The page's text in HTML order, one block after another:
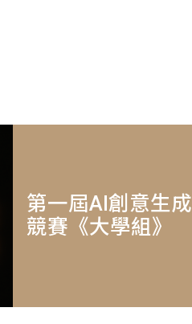
第一屆AI創意生成
競賽《大學組》